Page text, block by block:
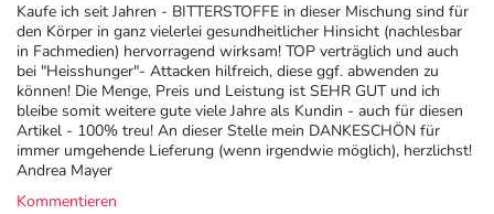
Kaufe ich seit Jahren - BITTERSTOFFE in dieser Mischung sind für
den Körper in ganz vielerlei gesundheitlicher Hinsicht (nachlesbar
in Fachmedien) hervorragend wirksam! TOP verträglich und auch
bei "Heisshunger"- Attacken hilfreich, diese ggf. abwenden zu
können! Die Menge, Preis und Leistung ist SEHR GUT und ich
bleibe somit weitere gute viele Jahre als Kundin - auch für diesen
Artikel - 100% treu! An dieser Stelle mein DANKESCHÖN für
immer umgehende Lieferung (wenn irgendwie möglich), herzlichst!
Andrea Mayer
Kommentieren